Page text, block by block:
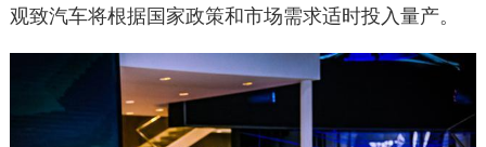
观致汽车将根据国家政策和市场需求适时投入量产。